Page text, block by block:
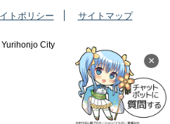
×
トポリシー サイトマップ
City